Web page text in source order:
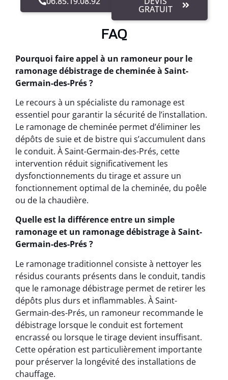
GRATUIT
FAQ
Pourquoi faire appel à un ramoneur pour le
ramonage débistrage de cheminée à Saint-
Germain-des-Prés ?
Le recours à un spécialiste du ramonage est
essentiel pour garantir la sécurité de l’installation.
Le ramonage de cheminée permet d’éliminer les
dépôts de suie et de bistre qui s’accumulent dans
le conduit. À Saint-Germain-des-Prés, cette
intervention réduit significativement les
dysfonctionnements du tirage et assure un
fonctionnement optimal de la cheminée, du poêle
ou de la chaudière.
Quelle est la différence entre un simple
ramonage et un ramonage débistrage à Saint-
Germain-des-Prés ?
Le ramonage traditionnel consiste à nettoyer les
résidus courants présents dans le conduit, tandis
que le ramonage débistrage permet de retirer les
dépôts plus durs et inflammables. À Saint-
Germain-des-Prés, un ramoneur recommande le
débistrage lorsque le conduit est fortement
encrassé ou lorsque le tirage devient insuffisant.
Cette opération est particulièrement importante
pour préserver la longévité des installations de
chauffage.